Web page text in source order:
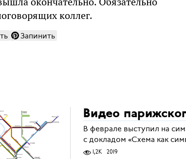
коллег.
Запинить
Видео
В феврале выступил на
с докладом «Схема как
1,2K 2019